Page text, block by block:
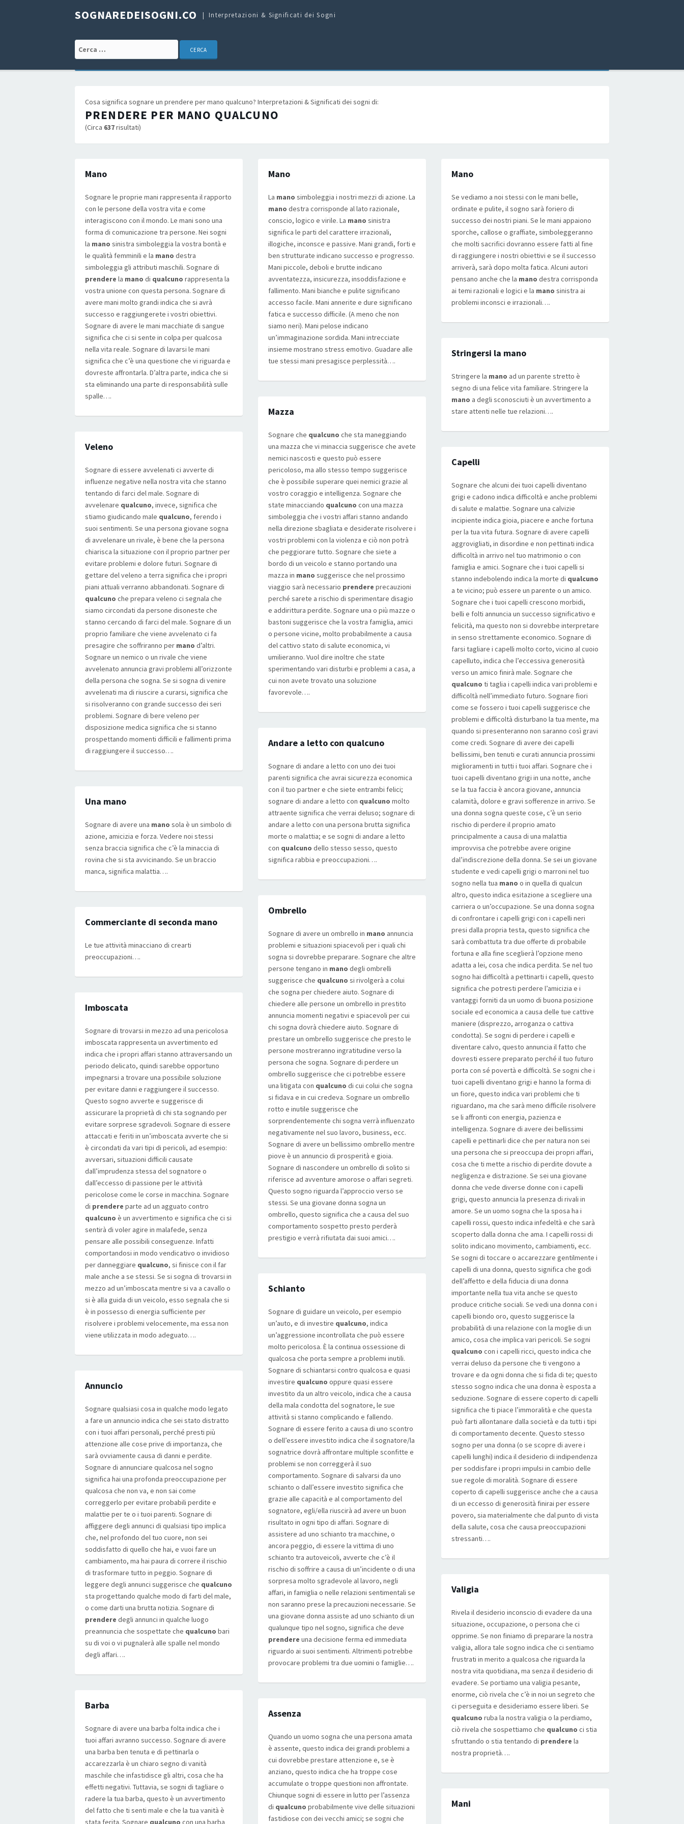
SOGNAREDEISOGNI.CO Interpretazioni & Significati dei Sogni
Cerca:
Cosa significa sognare un prendere per mano qualcuno? Interpretazioni & Significati dei sogni di:
PRENDERE PER MANO QUALCUNO
(Circa 637risultati)
Mano
Sognare le proprie mani rappresenta il rapporto
con le persone della vostra vita e come
interagiscono con il mondo. Le mani sono una
forma di comunicazione tra persone. Nei sogni
la mano sinistra simboleggia la vostra bontà e
le qualità femminili e la mano destra
simboleggia gli attributi maschili. Sognare di
prendere la mano di qualcuno rappresenta la
vostra unione con questa persona. Sognare di
avere mani molto grandi indica che si avrà
successo e raggiungerete i vostri obiettivi.
Sognare di avere le mani macchiate di sangue
significa che ci si sente in colpa per qualcosa
nella vita reale. Sognare di lavarsi le mani
significa che c’è una questione che vi riguarda e
dovreste affrontarla. D’altra parte, indica che si
sta eliminando una parte di responsabilità sulle
spalle….
Mano
La mano simboleggia i nostri mezzi di azione. La
mano destra corrisponde al lato razionale,
conscio, logico e virile. La mano sinistra
significa le parti del carattere irrazionali,
illogiche, inconsce e passive. Mani grandi, forti e
ben strutturate indicano successo e progresso.
Mani piccole, deboli e brutte indicano
avventatezza, insicurezza, insoddisfazione e
fallimento. Mani bianche e pulite significano
accesso facile. Mani annerite e dure significano
fatica e successo difficile. (A meno che non
siamo neri). Mani pelose indicano
un’immaginazione sordida. Mani intrecciate
insieme mostrano stress emotivo. Guadare alle
tue stessi mani presagisce perplessità….
Mano
Se vediamo a noi stessi con le mani belle,
ordinate e pulite, il sogno sarà foriero di
successo dei nostri piani. Se le mani appaiono
sporche, callose o graffiate, simboleggeranno
che molti sacrifici dovranno essere fatti al fine
di raggiungere i nostri obiettivi e se il successo
arriverà, sarà dopo molta fatica. Alcuni autori
pensano anche che la mano destra corrisponda
ai temi razionali e logici e la mano sinistra ai
problemi inconsci e irrazionali….
Stringersi la mano
Stringere la mano ad un parente stretto è
segno di una felice vita familiare. Stringere la
mano a degli sconosciuti è un avvertimento a
stare attenti nelle tue relazioni….
Mazza
Sognare che qualcuno che sta maneggiando
una mazza che vi minaccia suggerisce che avete
nemici nascosti e questo può essere
pericoloso, ma allo stesso tempo suggerisce
che è possibile superare quei nemici grazie al
vostro coraggio e intelligenza. Sognare che
state minacciando qualcuno con una mazza
simboleggia che i vostri affari stanno andando
nella direzione sbagliata e desiderate risolvere i
vostri problemi con la violenza e ciò non potrà
che peggiorare tutto. Sognare che siete a
bordo di un veicolo e stanno portando una
mazza in mano suggerisce che nel prossimo
viaggio sarà necessario prendere precauzioni
perché sarete a rischio di sperimentare disagio
e addirittura perdite. Sognare una o più mazze o
bastoni suggerisce che la vostra famiglia, amici
o persone vicine, molto probabilmente a causa
del cattivo stato di salute economica, vi
umilieranno. Vuol dire inoltre che state
sperimentando vari disturbi e problemi a casa, a
cui non avete trovato una soluzione
favorevole….
Veleno
Sognare di essere avvelenati ci avverte di
influenze negative nella nostra vita che stanno
tentando di farci del male. Sognare di
avvelenare qualcuno, invece, significa che
stiamo giudicando male qualcuno, ferendo i
suoi sentimenti. Se una persona giovane sogna
di avvelenare un rivale, è bene che la persona
chiarisca la situazione con il proprio partner per
evitare problemi e dolore futuri. Sognare di
gettare del veleno a terra significa che i propri
piani attuali verranno abbandonati. Sognare di
qualcuno che prepara veleno ci segnala che
siamo circondati da persone disoneste che
stanno cercando di farci del male. Sognare di un
proprio familiare che viene avvelenato ci fa
presagire che soffriranno per mano d’altri.
Sognare un nemico o un rivale che viene
avvelenato annuncia gravi problemi all’orizzonte
della persona che sogna. Se si sogna di venire
avvelenati ma di riuscire a curarsi, significa che
si risolveranno con grande successo dei seri
problemi. Sognare di bere veleno per
disposizione medica significa che si stanno
prospettando momenti difficili e fallimenti prima
di raggiungere il successo….
Capelli
Sognare che alcuni dei tuoi capelli diventano
grigi e cadono indica difficoltà e anche problemi
di salute e malattie. Sognare una calvizie
incipiente indica gioia, piacere e anche fortuna
per la tua vita futura. Sognare di avere capelli
aggrovigliati, in disordine e non pettinati indica
difficoltà in arrivo nel tuo matrimonio o con
famiglia e amici. Sognare che i tuoi capelli si
stanno indebolendo indica la morte di qualcuno
a te vicino; può essere un parente o un amico.
Sognare che i tuoi capelli crescono morbidi,
belli e folti annuncia un successo significativo e
felicità, ma questo non si dovrebbe interpretare
in senso strettamente economico. Sognare di
farsi tagliare i capelli molto corto, vicino al cuoio
capelluto, indica che l’eccessiva generosità
verso un amico finirà male. Sognare che
qualcuno ti taglia i capelli indica vari problemi e
difficoltà nell’immediato futuro. Sognare fiori
come se fossero i tuoi capelli suggerisce che
problemi e difficoltà disturbano la tua mente, ma
quando si presenteranno non saranno così gravi
come credi. Sognare di avere dei capelli
bellissimi, ben tenuti e curati annuncia prossimi
miglioramenti in tutti i tuoi affari. Sognare che i
tuoi capelli diventano grigi in una notte, anche
se la tua faccia è ancora giovane, annuncia
calamità, dolore e gravi sofferenze in arrivo. Se
una donna sogna queste cose, c’è un serio
rischio di perdere il proprio amato
principalmente a causa di una malattia
improvvisa che potrebbe avere origine
dal’indiscrezione della donna. Se sei un giovane
studente e vedi capelli grigi o marroni nel tuo
sogno nella tua mano o in quella di qualcun
altro, questo indica esitazione a scegliere una
carriera o un’occupazione. Se una donna sogna
di confrontare i capelli grigi con i capelli neri
presi dalla propria testa, questo significa che
sarà combattuta tra due offerte di probabile
fortuna e alla fine sceglierà l’opzione meno
adatta a lei, cosa che indica perdita. Se nel tuo
sogno hai difficoltà a pettinarti i capelli, questo
significa che potresti perdere l’amicizia e i
vantaggi forniti da un uomo di buona posizione
sociale ed economica a causa delle tue cattive
maniere (disprezzo, arroganza o cattiva
condotta). Se sogni di perdere i capelli e
diventare calvo, questo annuncia il fatto che
dovresti essere preparato perché il tuo futuro
porta con sé povertà e difficoltà. Se sogni che i
tuoi capelli diventano grigi e hanno la forma di
un fiore, questo indica vari problemi che ti
riguardano, ma che sarà meno difficile risolvere
se li affronti con energia, pazienza e
intelligenza. Sognare di avere dei bellissimi
capelli e pettinarli dice che per natura non sei
una persona che si preoccupa dei propri affari,
cosa che ti mette a rischio di perdite dovute a
negligenza e distrazione. Se sei una giovane
donna che vede diverse donne con i capelli
grigi, questo annuncia la presenza di rivali in
amore. Se un uomo sogna che la sposa ha i
capelli rossi, questo indica infedeltà e che sarà
scoperto dalla donna che ama. I capelli rossi di
solito indicano movimento, cambiamenti, ecc.
Se sogni di toccare o accarezzare gentilmente i
capelli di una donna, questo significa che godi
dell’affetto e della fiducia di una donna
importante nella tua vita anche se questo
produce critiche sociali. Se vedi una donna con i
capelli biondo oro, questo suggerisce la
probabilità di una relazione con la moglie di un
amico, cosa che implica vari pericoli. Se sogni
qualcuno con i capelli ricci, questo indica che
verrai deluso da persone che ti vengono a
trovare e da ogni donna che si fida di te; questo
stesso sogno indica che una donna è esposta a
seduzione. Sognare di essere coperto di capelli
significa che ti piace l’immoralità e che questa
può farti allontanare dalla società e da tutti i tipi
di comportamento decente. Questo stesso
sogno per una donna (o se scopre di avere i
capelli lunghi) indica il desiderio di indipendenza
per soddisfare i propri impulsi in cambio delle
sue regole di moralità. Sognare di essere
coperto di capelli suggerisce anche che a causa
di un eccesso di generosità finirai per essere
povero, sia materialmente che dal punto di vista
della salute, cosa che causa preoccupazioni
stressanti….
Andare a letto con qualcuno
Sognare di andare a letto con uno dei tuoi
parenti significa che avrai sicurezza economica
con il tuo partner e che siete entrambi felici;
sognare di andare a letto con qualcuno molto
attraente significa che verrai deluso; sognare di
andare a letto con una persona brutta significa
morte o malattia; e se sogni di andare a letto
con qualcuno dello stesso sesso, questo
significa rabbia e preoccupazioni….
Una mano
Sognare di avere una mano sola è un simbolo di
azione, amicizia e forza. Vedere noi stessi
senza braccia significa che c’è la minaccia di
rovina che si sta avvicinando. Se un braccio
manca, significa malattia….
Ombrello
Sognare di avere un ombrello in mano annuncia
problemi e situazioni spiacevoli per i quali chi
sogna si dovrebbe preparare. Sognare che altre
persone tengano in mano degli ombrelli
suggerisce che qualcuno si rivolgerà a colui
che sogna per chiedere aiuto. Sognare di
chiedere alle persone un ombrello in prestito
annuncia momenti negativi e spiacevoli per cui
chi sogna dovrà chiedere aiuto. Sognare di
prestare un ombrello suggerisce che presto le
persone mostreranno ingratitudine verso la
persona che sogna. Sognare di perdere un
ombrello suggerisce che ci potrebbe essere
una litigata con qualcuno di cui colui che sogna
si fidava e in cui credeva. Sognare un ombrello
rotto e inutile suggerisce che
sorprendentemente chi sogna verrà influenzato
negativamente nel suo lavoro, business, ecc.
Sognare di avere un bellissimo ombrello mentre
piove è un annuncio di prosperità e gioia.
Sognare di nascondere un ombrello di solito si
riferisce ad avventure amorose o affari segreti.
Questo sogno riguarda l’approccio verso se
stessi. Se una giovane donna sogna un
ombrello, questo significa che a causa del suo
comportamento sospetto presto perderà
prestigio e verrà rifiutata dai suoi amici….
Commerciante di seconda mano
Le tue attività minacciano di crearti
preoccupazioni….
Imboscata
Sognare di trovarsi in mezzo ad una pericolosa
imboscata rappresenta un avvertimento ed
indica che i propri affari stanno attraversando un
periodo delicato, quindi sarebbe opportuno
impegnarsi a trovare una possibile soluzione
per evitare danni e raggiungere il successo.
Questo sogno avverte e suggerisce di
assicurare la proprietà di chi sta sognando per
evitare sorprese sgradevoli. Sognare di essere
attaccati e feriti in un’imboscata avverte che si
è circondati da vari tipi di pericoli, ad esempio:
avversari, situazioni difficili causate
dall’imprudenza stessa del sognatore o
dall’eccesso di passione per le attività
pericolose come le corse in macchina. Sognare
di prendere parte ad un agguato contro
qualcuno è un avvertimento e significa che ci si
sentirà di voler agire in malafede, senza
pensare alle possibili conseguenze. Infatti
comportandosi in modo vendicativo o invidioso
per danneggiare qualcuno, si finisce con il far
male anche a se stessi. Se si sogna di trovarsi in
mezzo ad un’imboscata mentre si va a cavallo o
si è alla guida di un veicolo, esso segnala che si
è in possesso di energia sufficiente per
risolvere i problemi velocemente, ma essa non
viene utilizzata in modo adeguato….
Schianto
Sognare di guidare un veicolo, per esempio
un’auto, e di investire qualcuno, indica
un’aggressione incontrollata che può essere
molto pericolosa. È la continua ossessione di
qualcosa che porta sempre a problemi inutili.
Sognare di schiantarsi contro qualcosa e quasi
investire qualcuno oppure quasi essere
investito da un altro veicolo, indica che a causa
della mala condotta del sognatore, le sue
attività si stanno complicando e fallendo.
Sognare di essere ferito a causa di uno scontro
o dell’essere investito indica che il sognatore/la
sognatrice dovrà affrontare multiple sconfitte e
problemi se non correggerà il suo
comportamento. Sognare di salvarsi da uno
schianto o dall’essere investito significa che
grazie alle capacità e al comportamento del
sognatore, egli/ella riuscirà ad avere un buon
risultato in ogni tipo di affari. Sognare di
assistere ad uno schianto tra macchine, o
ancora peggio, di essere la vittima di uno
schianto tra autoveicoli, avverte che c’è il
rischio di soffrire a causa di un’incidente o di una
sorpresa molto sgradevole al lavoro, negli
affari, in famiglia o nelle relazioni sentimentali se
non saranno prese la precauzioni necessarie. Se
una giovane donna assiste ad uno schianto di un
qualunque tipo nel sogno, significa che deve
prendere una decisione ferma ed immediata
riguardo ai suoi sentimenti. Altrimenti potrebbe
provocare problemi tra due uomini o famiglie….
Annuncio
Sognare qualsiasi cosa in qualche modo legato
a fare un annuncio indica che sei stato distratto
con i tuoi affari personali, perché presti più
attenzione alle cose prive di importanza, che
sarà ovviamente causa di danni e perdite.
Sognare di annunciare qualcosa nel sogno
significa hai una profonda preoccupazione per
qualcosa che non va, e non sai come
correggerlo per evitare probabili perdite e
malattie per te o i tuoi parenti. Sognare di
affiggere degli annunci di qualsiasi tipo implica
che, nel profondo del tuo cuore, non sei
soddisfatto di quello che hai, e vuoi fare un
cambiamento, ma hai paura di correre il rischio
di trasformare tutto in peggio. Sognare di
leggere degli annunci suggerisce che qualcuno
sta progettando qualche modo di farti del male,
o come darti una brutta notizia. Sognare di
prendere degli annunci in qualche luogo
preannuncia che sospettate che qualcuno bari
su di voi o vi pugnalerà alle spalle nel mondo
degli affari….
Valigia
Rivela il desiderio inconscio di evadere da una
situazione, occupazione, o persona che ci
opprime. Se non finiamo di preparare la nostra
valigia, allora tale sogno indica che ci sentiamo
frustrati in merito a qualcosa che riguarda la
nostra vita quotidiana, ma senza il desiderio di
evadere. Se portiamo una valigia pesante,
enorme, ciò rivela che c’è in noi un segreto che
ci perseguita e desideriamo essere liberi. Se
qualcuno ruba la nostra valigia o la perdiamo,
ciò rivela che sospettiamo che qualcuno ci stia
sfruttando o stia tentando di prendere la
nostra proprietà….
Barba
Sognare di avere una barba folta indica che i
tuoi affari avranno successo. Sognare di avere
una barba ben tenuta e di pettinarla o
accarezzarla è un chiaro segno di vanità
maschile che infastidisce gli altri, cosa che ha
effetti negativi. Tuttavia, se sogni di tagliare o
radere la tua barba, questo è un avvertimento
del fatto che ti senti male e che la tua vanità è
stata ferita. Sognare qualcuno con una barba
Assenza
Quando un uomo sogna che una persona amata
è assente, questo indica dei grandi problemi a
cui dovrebbe prestare attenzione e, se è
anziano, questo indica che ha troppe cose
accumulate o troppe questioni non affrontate.
Chiunque sogni di essere in lutto per l’assenza
di qualcuno probabilmente vive delle situazioni
fastidiose con dei vecchi amici; se sogni che
Mani